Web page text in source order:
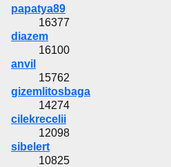
papatya89
16377
diazem
16100
anvil
15762
gizemlitosbaga
14274
cilekrecelii
12098
sibelert
10825